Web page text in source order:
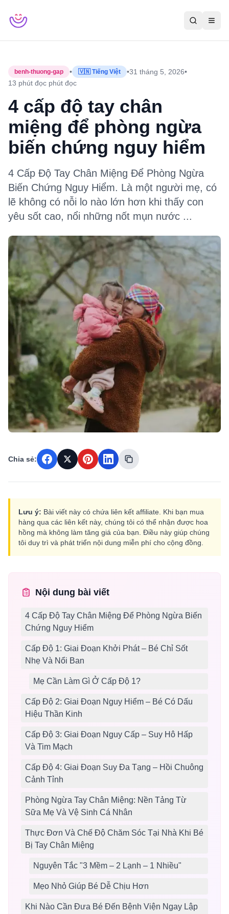
benh-thuong-gap • 🇻🇳 Tiếng Việt •31 tháng 5, 2026•
13 phút đọc phút đọc
4 cấp độ tay chân
miệng để phòng ngừa
biến chứng nguy hiểm
4 Cấp Độ Tay Chân Miệng Để Phòng Ngừa
Biến Chứng Nguy Hiểm. Là một người mẹ, có
lẽ không có nỗi lo nào lớn hơn khi thấy con
yêu sốt cao, nổi những nốt mụn nước ...
Chia sẻ:
Lưu ý: Bài viết này có chứa liên kết affiliate. Khi bạn mua
hàng qua các liên kết này, chúng tôi có thể nhận được hoa
hồng mà không làm tăng giá của bạn. Điều này giúp chúng
tôi duy trì và phát triển nội dung miễn phí cho cộng đồng.
Nội dung bài viết
4 Cấp Độ Tay Chân Miệng Để Phòng Ngừa Biến
Chứng Nguy Hiểm
Cấp Độ 1: Giai Đoạn Khởi Phát – Bé Chỉ Sốt
Nhẹ Và Nổi Ban
Mẹ Cần Làm Gì Ở Cấp Độ 1?
Cấp Độ 2: Giai Đoạn Nguy Hiểm – Bé Có Dấu
Hiệu Thần Kinh
Cấp Độ 3: Giai Đoạn Nguy Cấp – Suy Hô Hấp
Và Tim Mạch
Cấp Độ 4: Giai Đoạn Suy Đa Tạng – Hồi Chuông
Cảnh Tỉnh
Phòng Ngừa Tay Chân Miệng: Nền Tảng Từ
Sữa Mẹ Và Vệ Sinh Cá Nhân
Thực Đơn Và Chế Độ Chăm Sóc Tại Nhà Khi Bé
Bị Tay Chân Miệng
Nguyên Tắc "3 Mềm – 2 Lạnh – 1 Nhiều"
Mẹo Nhỏ Giúp Bé Dễ Chịu Hơn
Khi Nào Cần Đưa Bé Đến Bệnh Viện Ngay Lập